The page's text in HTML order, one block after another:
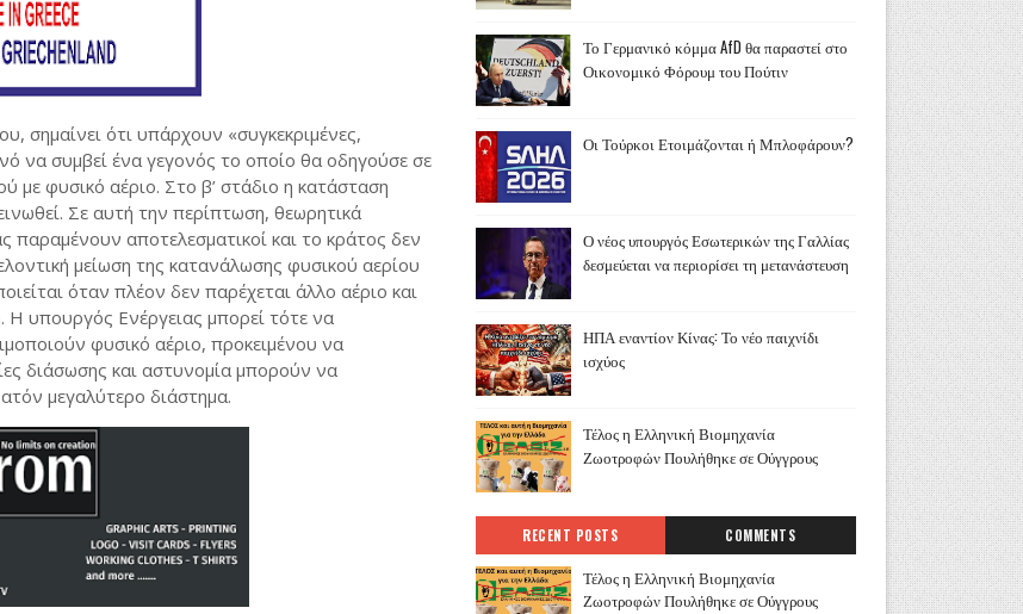
σημαίνει ότι υπάρχουν «συγκεκριμένες,
να συμβεί ένα γεγονός το οποίο θα οδηγούσε σε
με φυσικό αέριο. Στο β’ στάδιο η κατάσταση
Σε αυτή την περίπτωση, θεωρητικά
παραμένουν αποτελεσματικοί και το κράτος δεν
μείωση της κατανάλωσης φυσικού αερίου
όταν πλέον δεν παρέχεται άλλο αέριο και
υπουργός Ενέργειας μπορεί τότε να
φυσικό αέριο, προκειμένου να
διάσωσης και αστυνομία μπορούν να
μεγαλύτερο διάστημα.
Το Γερμανικό κόμμα AfD θα παραστεί στο
Οικονομικό Φόρουμ του Πούτιν
Οι Τούρκοι Ετοιμάζονται ή Μπλοφάρουν?
Ο νέος υπουργός Εσωτερικών της Γαλλίας
δεσμεύεται να περιορίσει τη μετανάστευση
ΗΠΑ εναντίον Κίνας: Το νέο παιχνίδι
ισχύος
Τέλος η Ελληνική Βιομηχανία
Ζωοτροφών Πουλήθηκε σε Ούγγρους
RECENT POSTS COMMENTS
Τέλος η Ελληνική Βιομηχανία
Ζωοτροφών Πουλήθηκε σε Ούγγρους